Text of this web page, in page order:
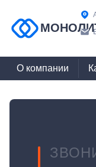
О компании